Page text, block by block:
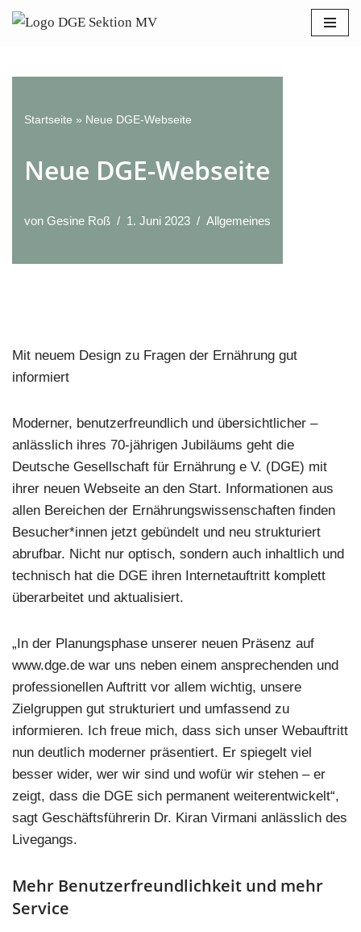
Bitte
beachten
Diese
enthält
Barrierefreiheitssystem.
Startseite » Neue DGE-Webseite
Neue DGE-Webseite
von Gesine Roß 1. Juni 2023 Allgemeines
Mit neuem Design zu Fragen der Ernährung gut
informiert
Moderner, benutzerfreundlich und übersichtlicher –
anlässlich ihres 70-jährigen Jubiläums geht die
Deutsche Gesellschaft für Ernährung e V. (DGE) mit
ihrer neuen Webseite an den Start. Informationen aus
allen Bereichen der Ernährungswissenschaften finden
Besucher*innen jetzt gebündelt und neu strukturiert
abrufbar. Nicht nur optisch, sondern auch inhaltlich und
technisch hat die DGE ihren Internetauftritt komplett
überarbeitet und aktualisiert.
„In der Planungsphase unserer neuen Präsenz auf
www.dge.de war uns neben einem ansprechenden und
professionellen Auftritt vor allem wichtig, unsere
Zielgruppen gut strukturiert und umfassend zu
informieren. Ich freue mich, dass sich unser Webauftritt
nun deutlich moderner präsentiert. Er spiegelt viel
besser wider, wer wir sind und wofür wir stehen – er
zeigt, dass die DGE sich permanent weiterentwickelt“,
sagt Geschäftsführerin Dr. Kiran Virmani anlässlich des
Livegangs.
Mehr Benutzerfreundlichkeit und mehr
Service